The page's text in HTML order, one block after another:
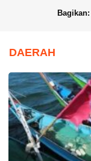
Bagikan:
DAERAH